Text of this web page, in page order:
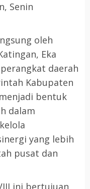
Senin
oleh
Eka
daerah
Kabupaten
bentuk
dalam
yang lebih
pusat dan
ini bertujuan